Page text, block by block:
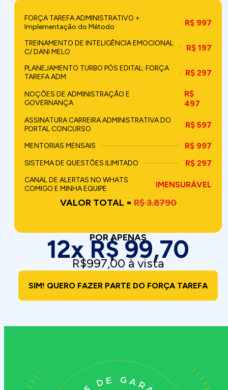
FORÇA TAREFA ADMINISTRATIVO +
Implementação do Método
R$ 997
TREINAMENTO DE INTELIGÊNCIA EMOCIONAL
C/ DANI MELO
R$ 197
PLANEJAMENTO TURBO PÓS EDITAL: FORÇA
TAREFA ADM
R$ 297
NOÇÕES DE ADMINISTRAÇÃO E
GOVERNANÇA
R$
497
ASSINATURA CARREIRA ADMINISTRATIVA DO
PORTAL CONCURSO
R$ 597
MENTORIAS MENSAIS R$ 997
SISTEMA DE QUESTÕES ILIMITADO R$ 297
CANAL DE ALERTAS NO WHATS
COMIGO E MINHA EQUIPE
IMENSURÁVEL
VALOR TOTAL =R$ 3.8790
POR APENAS
12x R$ 99,70
R$997,00 à vista
SIM! QUERO FAZER PARTE DO FORÇA TAREFA